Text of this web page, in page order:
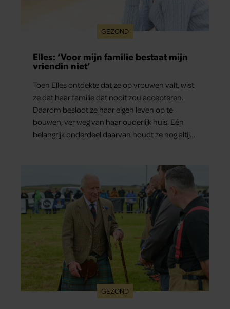
GEZOND
Elles: ‘Voor mijn familie bestaat mijn
vriendin niet’
Toen Elles ontdekte dat ze op vrouwen valt, wist
ze dat haar familie dat nooit zou accepteren.
Daarom besloot ze haar eigen leven op te
bouwen, ver weg van haar ouderlijk huis. Eén
belangrijk onderdeel daarvan houdt ze nog altijd
GEZOND